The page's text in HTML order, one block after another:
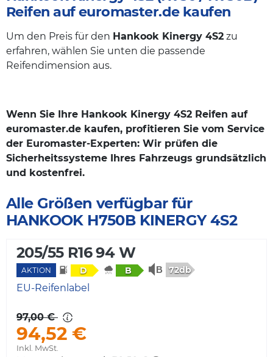
Reifen auf euromaster.de kaufen
Um den Preis für den Hankook Kinergy 4S2 zu
erfahren, wählen Sie unten die passende
Reifendimension aus.
Wenn Sie Ihre Hankook Kinergy 4S2 Reifen auf
euromaster.de kaufen, profitieren Sie vom Service
der Euromaster-Experten: Wir prüfen die
Sicherheitssysteme Ihres Fahrzeugs grundsätzlich
und kostenfrei.
Alle Größen verfügbar für
HANKOOK H750B KINERGY 4S2
205/55 R16 94 W
AKTION D B 72db
EU-Reifenlabel
97,00 €
94,52 €
Inkl. MwSt.